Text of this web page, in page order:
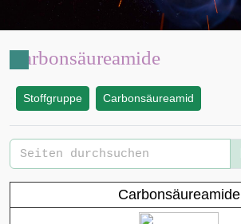
Carbonsäureamide
Stoffgruppe Carbonsäureamid
Carbonsäureamide